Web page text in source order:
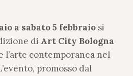
a sabato 5 febbraio si
di Art City Bologna
l’arte contemporanea nel
promosso dal